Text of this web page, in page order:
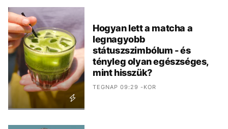
Hogyan lett a matcha a
legnagyobb
státuszszimbólum - és
tényleg olyan egészséges,
mint hisszük?
TEGNAP 09:29 -KOR